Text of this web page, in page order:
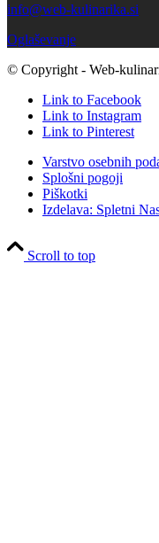
info@web-kulinarika.si
Oglaševanje
© Copyright - Web-
Link to Facebook
Link to Instagram
Link to Pinterest
Varstvo osebnih
Splošni pogoji
Piškotki
Izdelava: Spletni
Scroll to top